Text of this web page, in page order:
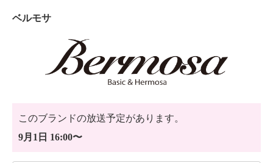
・個体差あり
【原産国（地）】
・開口部：ファスナー
【素材】
・外側：合成皮革
ベルモサ
このブランドの放送予定があります。
9月1日 16:00〜